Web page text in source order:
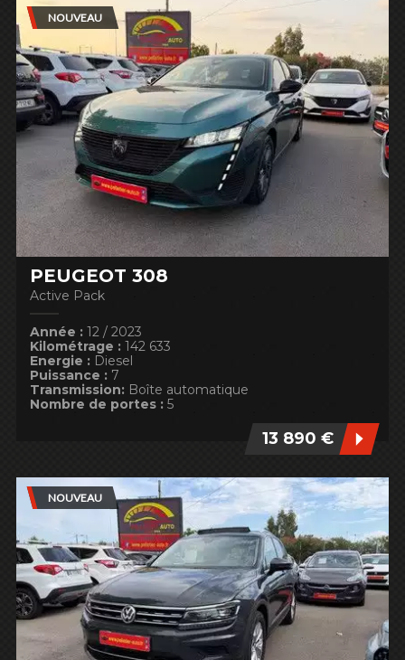
NOUVEAU
PEUGEOT 308
Active Pack
Année :12 / 2023
Kilométrage :142 633
Energie :Diesel
Puissance :7
Transmission:Boîte automatique
Nombre de portes :5
13 890 €
NOUVEAU